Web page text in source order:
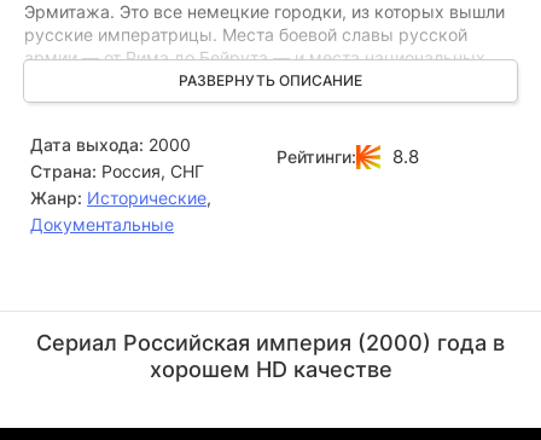
Эрмитажа. Это все немецкие городки, из которых вышли
русские императрицы. Места боевой славы русской
армии — от Рима до Бейрута — и места национальных
катастроф — от Севастополя до Восточной Пруссии.
Исторические анекдоты и подлинные дневники,
империи.
РАЗВЕРНУТЬ ОПИСАНИЕ
Дата выхода: 2000
Страна: Россия, СНГ
Жанр: Исторические,
Документальные
Рейтинги: 8.8
(играет самого с...)
Сериал Российская империя (2000) года в
хорошем HD качестве